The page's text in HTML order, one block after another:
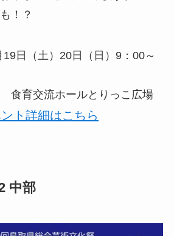
！？
19日（土）20日（日）9：00～
食育交流ホールとりっこ広場
ト詳細はこちら
中部